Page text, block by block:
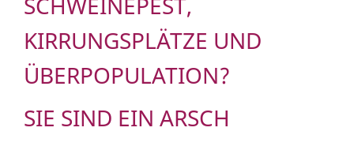
KIRRUNGSPLÄTZE UND
ÜBERPOPULATION?
SIE SIND EIN ARSCH